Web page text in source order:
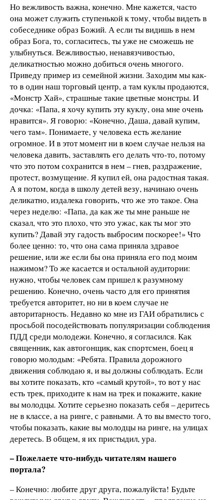
Но вежливость важна, конечно. Мне кажется, часто
она может служить ступенькой к тому, чтобы видеть в
собеседнике образ Божий. А если ты видишь в нем
образ Бога, то, согласитесь, ты уже не сможешь не
улыбнуться. Вежливостью, ненавязчивостью,
деликатностью можно добиться очень многого.
Приведу пример из семейной жизни. Заходим мы как-
то в один наш торговый центр, а там куклы продаются,
«Монстр Хай», страшные такие цветные монстры. И
дочка: «Папа, я хочу купить эту куклу, она мне очень
нравится». Я говорю: «Конечно, Даша, давай купим,
чего там». Понимаете, у человека есть желание
огромное. И в этот момент ни в коем случае нельзя на
человека давить, заставлять его делать что-то, потому
что это потом сохранится в нем – гнев, раздражение,
протест, возмущение. Я купил ей, она радостная такая.
А я потом, когда в школу детей везу, начинаю очень
деликатно, издалека говорить, что же это такое. Она
через неделю: «Папа, да как же ты мне раньше не
сказал, что это плохо, что это ужас, как ты мог это
купить? Давай эту гадость выбросим поскорее!» Что
более ценно: то, что она сама приняла здравое
решение, или же если бы она приняла его под моим
нажимом? То же касается и остальной аудитории:
нужно, чтобы человек сам пришел к разумному
решению. Конечно, очень часто для его принятия
требуется авторитет, но ни в коем случае не
авторитарность. Недавно ко мне из ГАИ обратились с
просьбой посодействовать популяризации соблюдения
ПДД среди молодежи. Конечно, я согласился. Как
священник, как автогонщик, как спортсмен, боец я
говорю молодым: «Ребята. Правила дорожного
движения соблюдаю я, и вы должны соблюдать. Если
вы хотите показать, кто «самый крутой», то вот у нас
есть трек, приходите к нам на трек и покажите, какие
вы молодцы. Хотите серьезно показать себя – деритесь
не в классе, а на ринге, с равными. А то вы вместо того,
чтобы показать, какие вы молодцы на ринге, на улицах
деретесь. В общем, я их пристыдил, ура.
– Пожелаете что-нибудь читателям нашего
портала?
– Конечно: любите друг друга, пожалуйста! Будьте